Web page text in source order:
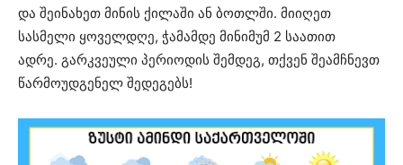
და შეინახეთ მინის ქილაში ან ბოთლში. მიიღეთ
სასმელი ყოველდღე, ჭამამდე მინიმუმ 2 საათით
ადრე. გარკვეული პერიოდის შემდეგ, თქვენ შეამჩნევთ
წარმოუდგენელ შედეგებს!